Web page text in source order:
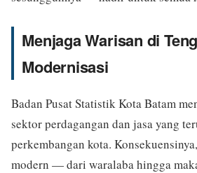
Menjaga Warisan di
Modernisasi
Badan Pusat Statistik Kota Batam
sektor perdagangan dan jasa yang
perkembangan kota.
modern — dari waralaba hingga